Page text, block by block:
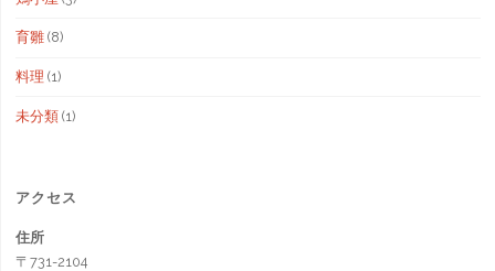
育雛(8)
料理 (1)
未分類(1)
アクセス
住所
〒731-2104